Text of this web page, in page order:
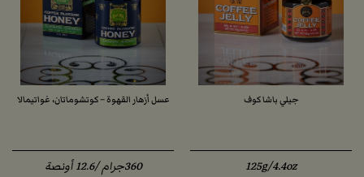
جيلي باشا كوف
125g/4.4oz
عسل أزهار القهوة – كوتشوماتان، غواتيمالا
360جرام /12.6 أونصة